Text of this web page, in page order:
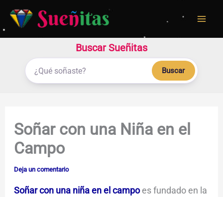
contenido
Buscar Sueñitas
Buscar
Soñar con una Niña en el
Campo
Deja un comentario
Soñar con una niña en el campoes fundado en la